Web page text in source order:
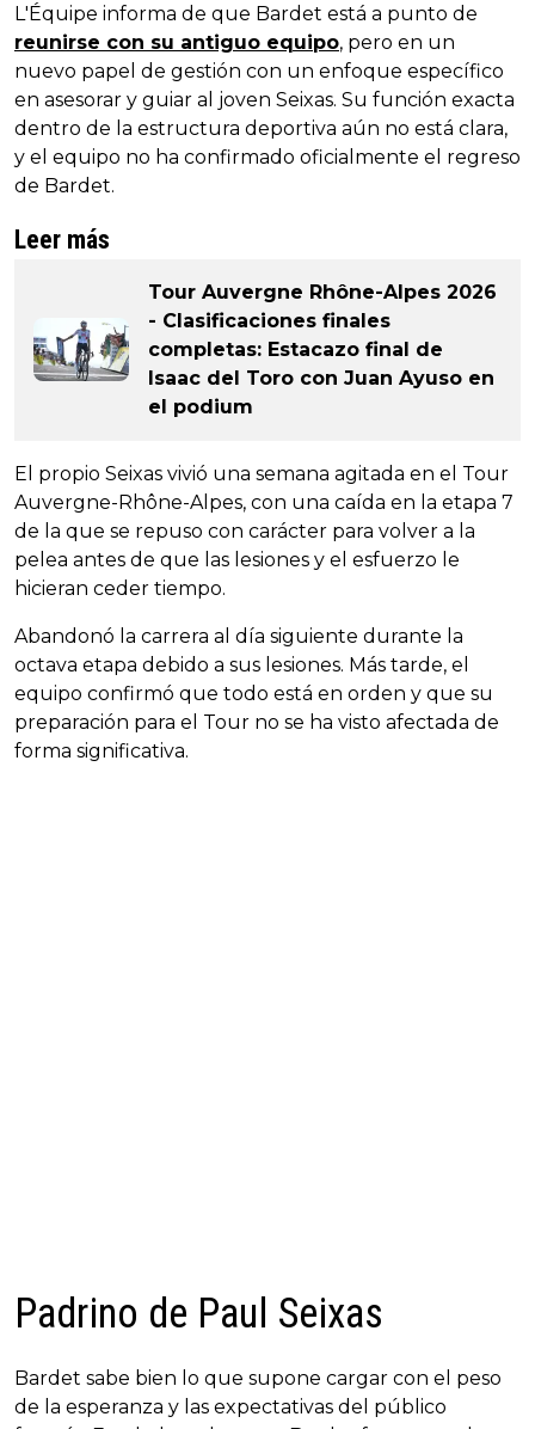
L'Équipe informa de que Bardet está a punto de
reunirse con su antiguo equipo, pero en un
nuevo papel de gestión con un enfoque específico
en asesorar y guiar al joven Seixas. Su función exacta
dentro de la estructura deportiva aún no está clara,
y el equipo no ha confirmado oficialmente el regreso
de Bardet.
Leer más
Tour Auvergne Rhône-Alpes 2026
- Clasificaciones finales
completas: Estacazo final de
Isaac del Toro con Juan Ayuso en
el podium
El propio Seixas vivió una semana agitada en el Tour
Auvergne-Rhône-Alpes, con una caída en la etapa 7
de la que se repuso con carácter para volver a la
pelea antes de que las lesiones y el esfuerzo le
hicieran ceder tiempo.
Abandonó la carrera al día siguiente durante la
octava etapa debido a sus lesiones. Más tarde, el
equipo confirmó que todo está en orden y que su
preparación para el Tour no se ha visto afectada de
forma significativa.
Padrino de Paul Seixas
Bardet sabe bien lo que supone cargar con el peso
de la esperanza y las expectativas del público